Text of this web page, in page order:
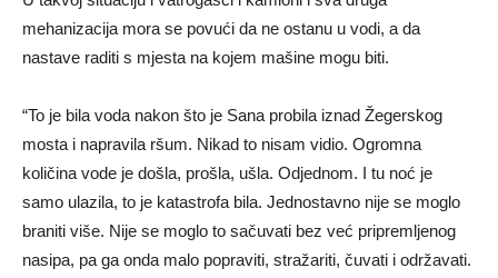
mehanizacija mora se povući da ne ostanu u vodi, a da
nastave raditi s mjesta na kojem mašine mogu biti.
“To je bila voda nakon što je Sana probila iznad Žegerskog
mosta i napravila ršum. Nikad to nisam vidio. Ogromna
količina vode je došla, prošla, ušla. Odjednom. I tu noć je
samo ulazila, to je katastrofa bila. Jednostavno nije se moglo
braniti više. Nije se moglo to sačuvati bez već pripremljenog
nasipa, pa ga onda malo popraviti, stražariti, čuvati i održavati.